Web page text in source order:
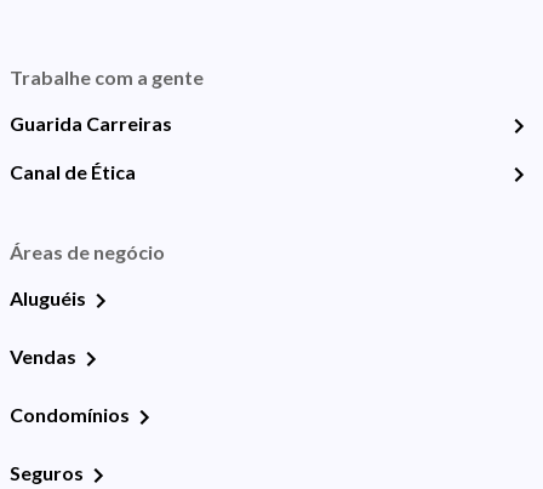
Trabalhe com a gente
Guarida Carreiras
Canal de Ética
Áreas de negócio
Aluguéis
Vendas
Condomínios
Seguros